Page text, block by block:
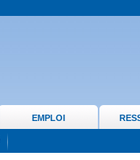
EMPLOI